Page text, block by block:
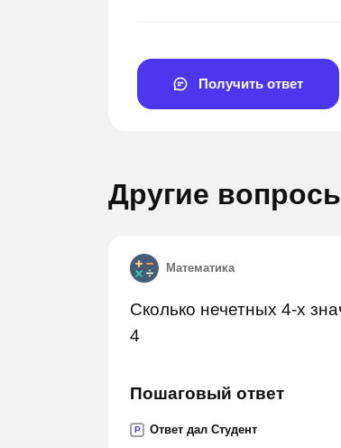
Получить ответ
Другие
Математика
Сколько нечетных 4-х
4
Пошаговый ответ
P Ответ дал Студент